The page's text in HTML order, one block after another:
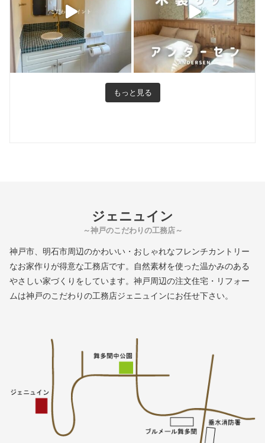
もっと見る
ジェニュイン
～神戸のこだわりの工務店～
神戸市、明石市周辺のかわいい・おしゃれなフレンチカントリー
なお家作りが得意な工務店です。自然素材を使った温かみのある
やさしい家づくりをしています。神戸周辺の注文住宅・リフォー
ムは神戸のこだわりの工務店ジェニュインにお任せ下さい。